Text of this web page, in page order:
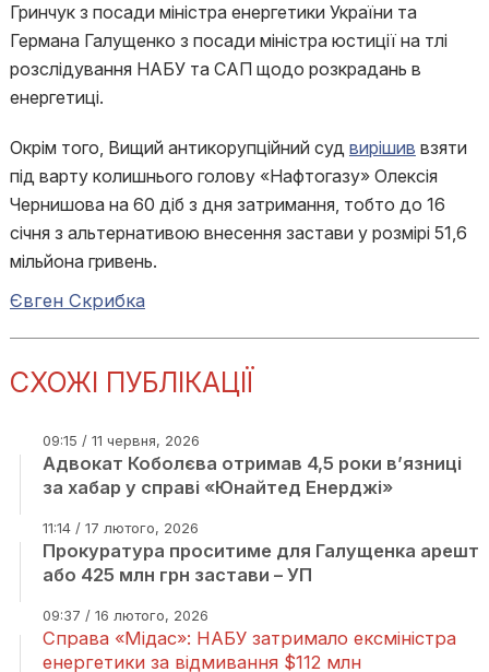
Гринчук з посади міністра енергетики України та
Германа Галущенко з посади міністра юстиції на тлі
розслідування НАБУ та САП щодо розкрадань в
енергетиці.
Окрім того, Вищий антикорупційний суд вирішив взяти
під варту колишнього голову «Нафтогазу» Олексія
Чернишова на 60 діб з дня затримання, тобто до 16
січня з альтернативою внесення застави у розмірі 51,6
мільйона гривень.
Євген Скрибка
СХОЖІ ПУБЛІКАЦІЇ
09:15 / 11 червня, 2026
Адвокат Коболєва отримав 4,5 роки в’язниці
за хабар у справі «Юнайтед Енерджі»
11:14 / 17 лютого, 2026
Прокуратура проситиме для Галущенка арешт
або 425 млн грн застави – УП
09:37 / 16 лютого, 2026
Справа «Мідас»: НАБУ затримало ексміністра
енергетики за відмивання $112 млн